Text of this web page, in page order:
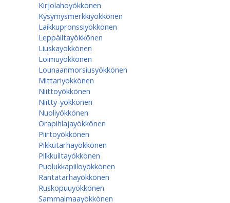
Kirjolahoyökkönen
Kysymysmerkkiyökkönen
Laikkupronssiyökkönen
Leppäiltayökkönen
Liuskayökkönen
Loimuyökkönen
Lounaanmorsiusyökkönen
Mittariyökkönen
Niittoyökkönen
Niitty-yökkönen
Nuoliyökkönen
Orapihlajayökkönen
Piirtoyökkönen
Pikkutarhayökkönen
Pilkkuiltayökkönen
Puolukkapiiloyökkönen
Rantatarhayökkönen
Ruskopuuyökkönen
Sammalmaayökkönen